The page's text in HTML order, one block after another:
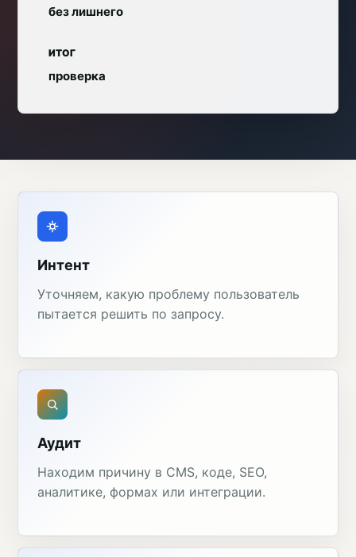
без лишнего
ИТОГ
проверка
Интент
Уточняем, какую проблему пользователь
пытается решить по запросу.
Аудит
Находим причину в CMS, коде, SEO,
аналитике, формах или интеграции.